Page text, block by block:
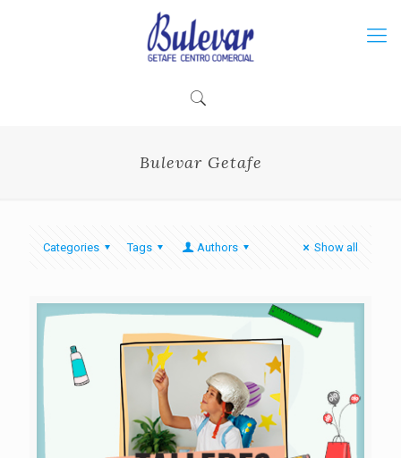
Bulevar Getafe
Categories Tags Authors Show all